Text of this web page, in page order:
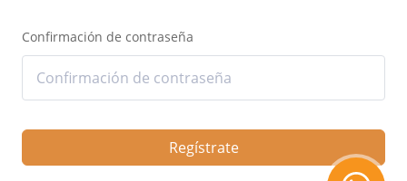
Confirmación de contraseña
Regístrate